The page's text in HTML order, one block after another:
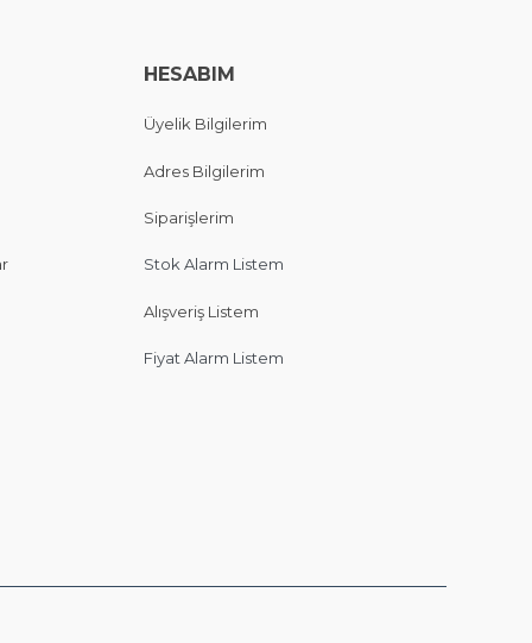
HESABIM
Üyelik Bilgilerim
Adres Bilgilerim
Siparişlerim
Stok Alarm Listem
Alışveriş Listem
Fiyat Alarm Listem